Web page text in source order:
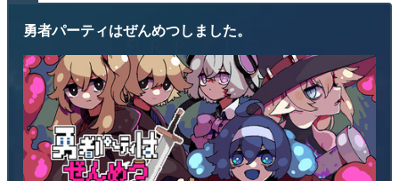
勇者パーティはぜんめつしました。